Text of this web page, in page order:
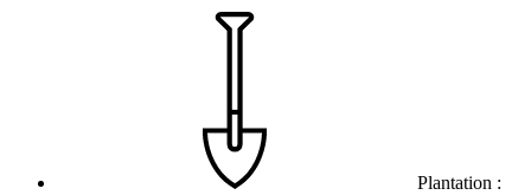
Plantation :